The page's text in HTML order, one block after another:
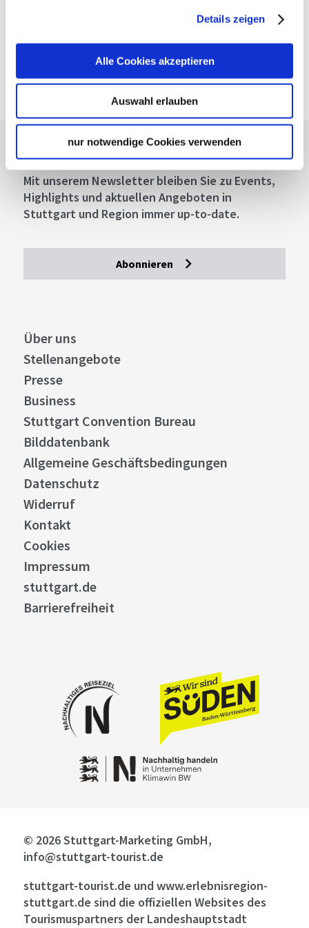
Details zeigen
Alle Cookies akzeptieren
Auswahl erlauben
nur notwendige Cookies verwenden
Fahrplanauskunft der DB
Google Maps
Google Maps Route
Lassen Sie sich inspirieren!
Mit unserem Newsletter bleiben Sie zu Events,
Highlights und aktuellen Angeboten in
Stuttgart und Region immer up-to-date.
Abonnieren
Über uns
Stellenangebote
Presse
Business
Stuttgart Convention Bureau
Bilddatenbank
Allgemeine Geschäftsbedingungen
Datenschutz
Widerruf
Kontakt
Cookies
Impressum
stuttgart.de
Barrierefreiheit
© 2026 Stuttgart-Marketing GmbH,
info@stuttgart-tourist.de
stuttgart-tourist.de und www.erlebnisregion-
stuttgart.de sind die offiziellen Websites des
Tourismuspartners der Landeshauptstadt